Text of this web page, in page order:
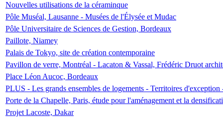
Nouvelles utilisations de la céraminque
Pôle Muséal, Lausanne - Musées de l'Élysée et Mudac
Pôle Universitaire de Sciences de Gestion, Bordeaux
Paillote, Niamey
Palais de Tokyo, site de création contemporaine
Pavillon de verre, Montréal - Lacaton & Vassal, Frédéric Druot
Place Léon Aucoc, Bordeaux
PLUS - Les grands ensembles de logements - Territoires
Porte de la Chapelle, Paris, étude pour l'aménagement et la
Projet Lacoste, Dakar